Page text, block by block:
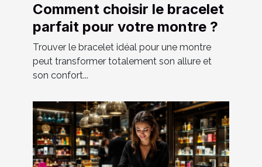
Comment choisir le bracelet
parfait pour votre montre ?
Trouver le bracelet idéal pour une montre
peut transformer totalement son allure et
son confort...